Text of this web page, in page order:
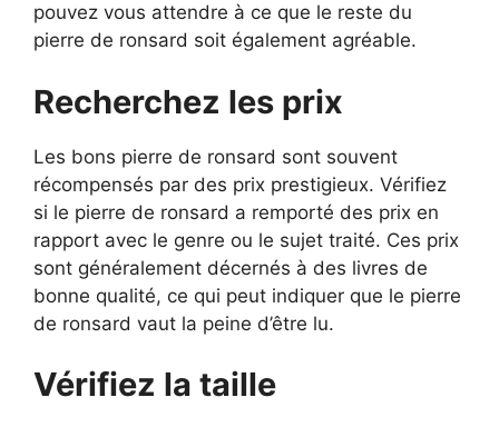
pouvez vous attendre à ce que le reste du
pierre de ronsard soit également agréable.
Recherchez les prix
Les bons pierre de ronsard sont souvent
récompensés par des prix prestigieux. Vérifiez
si le pierre de ronsard a remporté des prix en
rapport avec le genre ou le sujet traité. Ces prix
sont généralement décernés à des livres de
bonne qualité, ce qui peut indiquer que le pierre
de ronsard vaut la peine d’être lu.
Vérifiez la taille